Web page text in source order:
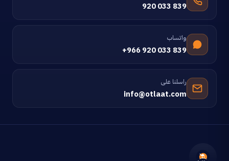
920 033 839
واتساب
+966 920 033 839
راسلنا على
info@otlaat.com